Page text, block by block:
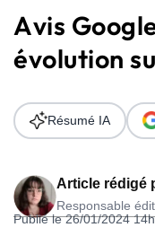
Solutions
Ressources
Audit SEO
Avis
évolution
Article rédigé
Responsable
Publié le 26/01/2024
Résumé IA